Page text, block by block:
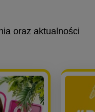
oraz aktualności